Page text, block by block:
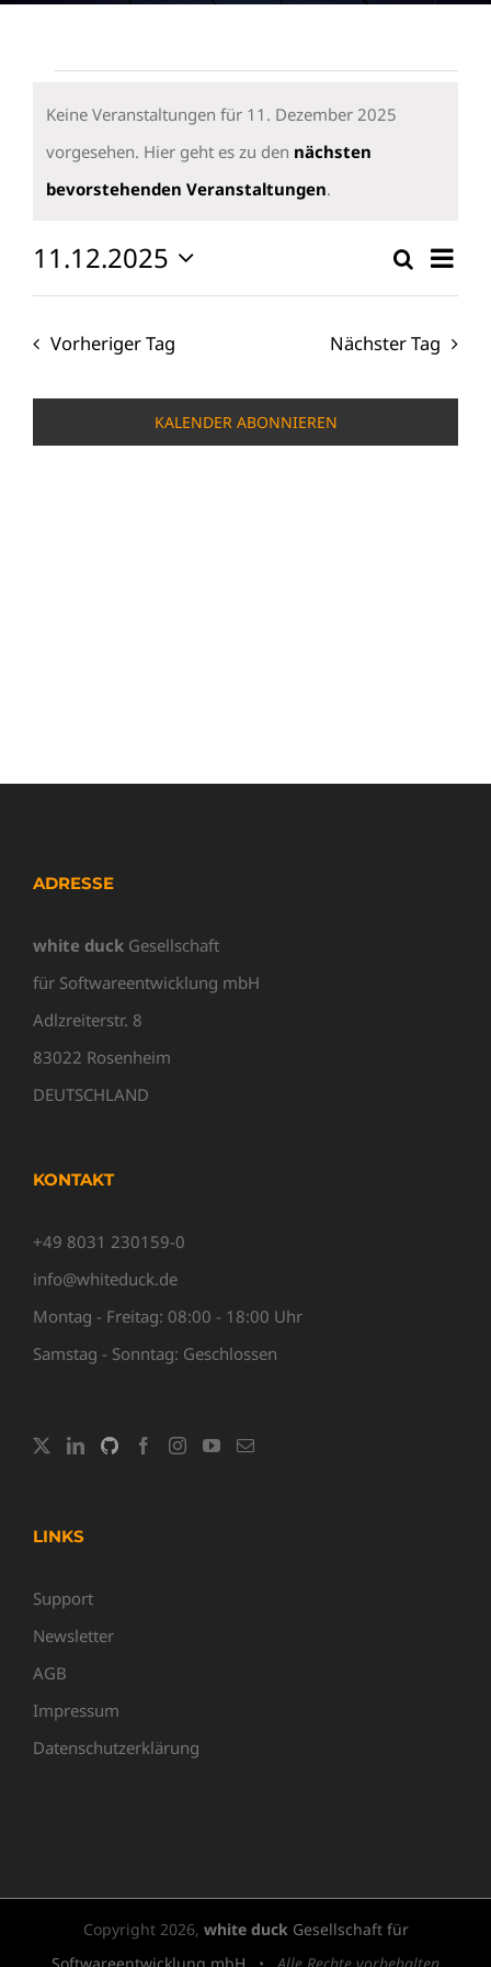
für
11.
Dezember
Hinweis
Keine Veranstaltungen für 11. Dezember 2025
vorgesehen. Hier geht es zu den nächsten
bevorstehenden Veranstaltungen.
Suche
und
Suche
Tag
11.12.2025
Datum
Vorheriger Tag Nächster Tag
KALENDER ABONNIEREN
ADRESSE
white duck Gesellschaft
für Softwareentwicklung mbH
Adlzreiterstr. 8
83022 Rosenheim
DEUTSCHLAND
KONTAKT
+49 8031 230159-0
info@whiteduck.de
Montag - Freitag: 08:00 - 18:00 Uhr
Samstag - Sonntag: Geschlossen
LINKS
Support
Newsletter
AGB
Impressum
Datenschutzerklärung
Copyright 2026, white duckGesellschaft für